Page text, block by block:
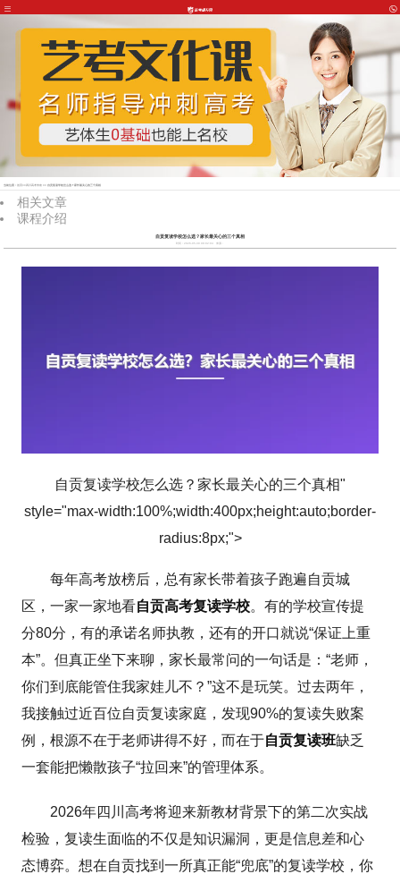
当前位置：首页>>四川高考专攻 >> 自贡复读学校怎么选？家长最关心的三个真相
相关文章
课程介绍
自贡复读学校怎么选？家长最关心的三个真相
时间：2026-05-30 08:02:04 来源：
自贡复读学校怎么选？家长最关心的三个真相"
style="max-width:100%;width:400px;height:auto;border-
radius:8px;">
每年高考放榜后，总有家长带着孩子跑遍自贡城
区，一家一家地看自贡高考复读学校。有的学校宣传提
分80分，有的承诺名师执教，还有的开口就说“保证上重
本”。但真正坐下来聊，家长最常问的一句话是：“老师，
你们到底能管住我家娃儿不？”这不是玩笑。过去两年，
我接触过近百位自贡复读家庭，发现90%的复读失败案
例，根源不在于老师讲得不好，而在于自贡复读班缺乏
一套能把懒散孩子“拉回来”的管理体系。
2026年四川高考将迎来新教材背景下的第二次实战
检验，复读生面临的不仅是知识漏洞，更是信息差和心
态博弈。想在自贡找到一所真正能“兜底”的复读学校，你